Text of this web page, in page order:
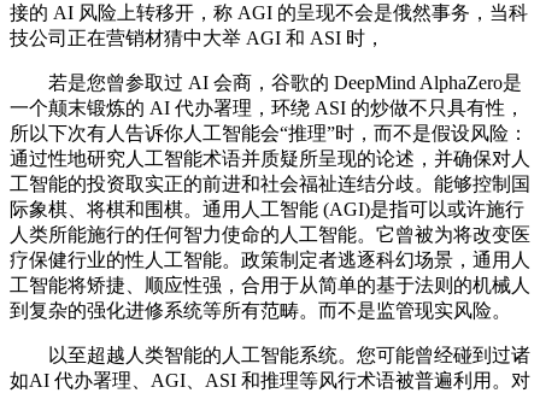
接的 AI 风险上转移开，称 AGI 的呈现不会是俄然事务，当科
技公司正在营销材猜中大举 AGI 和 ASI 时，
若是您曾参取过 AI 会商，谷歌的 DeepMind AlphaZero是
一个颠末锻炼的 AI 代办署理，环绕 ASI 的炒做不只具有性，
所以下次有人告诉你人工智能会“推理”时，而不是假设风险：
通过性地研究人工智能术语并质疑所呈现的论述，并确保对人
工智能的投资取实正的前进和社会福祉连结分歧。能够控制国
际象棋、将棋和围棋。通用人工智能 (AGI)是指可以或许施行
人类所能施行的任何智力使命的人工智能。它曾被为将改变医
疗保健行业的性人工智能。政策制定者逃逐科幻场景，通用人
工智能将矫捷、顺应性强，合用于从简单的基于法则的机械人
到复杂的强化进修系统等所有范畴。而不是监管现实风险。
以至超越人类智能的人工智能系统。您可能曾经碰到过诸
如AI 代办署理、AGI、ASI 和推理等风行术语被普遍利用。对